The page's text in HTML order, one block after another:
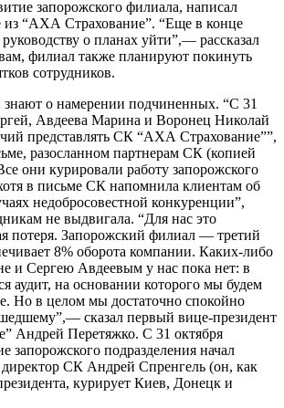
запорожского филиала, написал
из “АХА Страхование”. “Еще в конце
о планах уйти”,— рассказал
филиал также планируют покинуть
сотрудников.
о намерении подчиненных. “С 31
Авдеева Марина и Воронец Николай
представлять СК “АХА Страхование””,
разосланном партнерам СК (копией
они курировали работу запорожского
в письме СК напомнила клиентам об
недобросовестной конкуренции”,
не выдвигала. “Для нас это
потеря. Запорожский филиал — третий
8% оборота компании. Каких-либо
и Сергею Авдеевым у нас пока нет: в
аудит, на основании которого мы будем
Но в целом мы достаточно спокойно
сказал первый вице-президент
Андрей Перетяжко. С 31 октября
запорожского подразделения начал
СК Андрей Спренгель (он, как
курирует Киев, Донецк и